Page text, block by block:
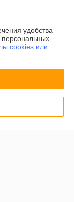
удобства
персональных
cookies или